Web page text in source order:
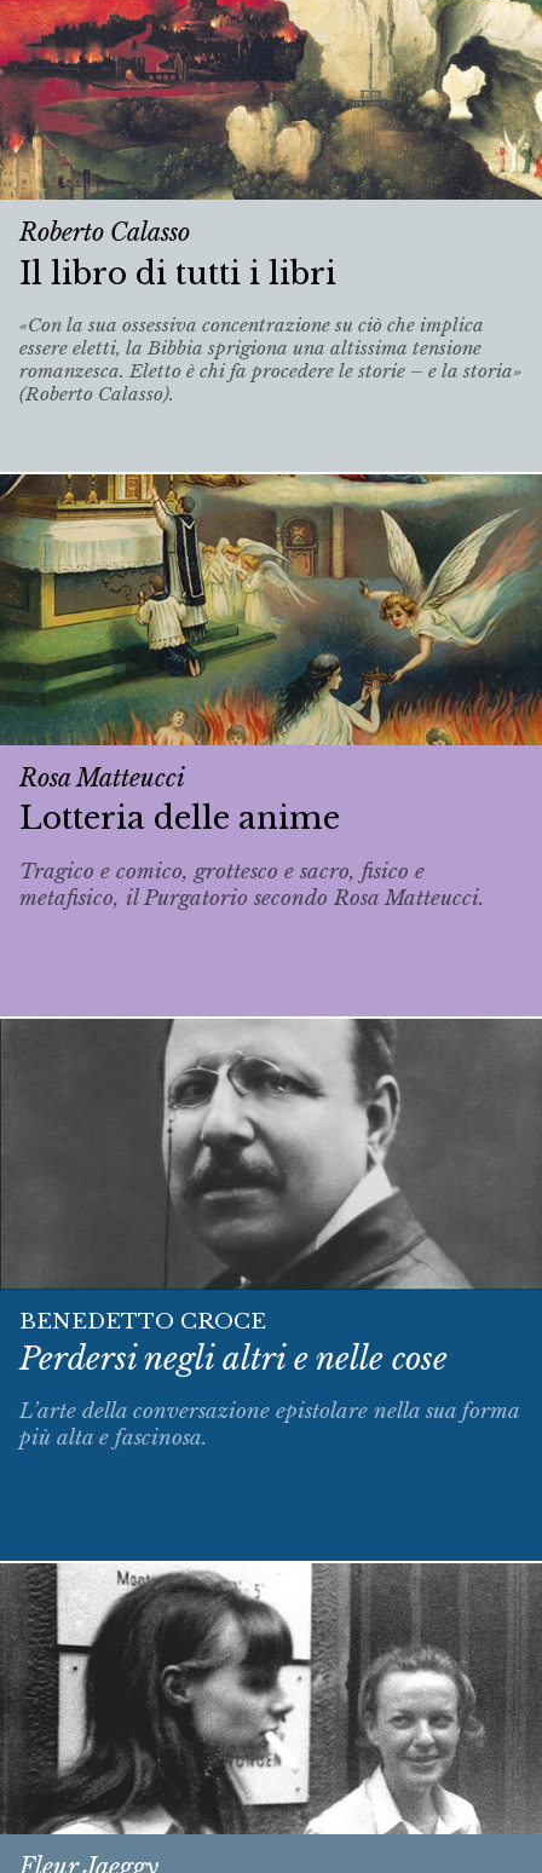
Roberto Calasso
Il libro di tutti i libri
«Con la sua ossessiva concentrazione su ciò che implica
essere eletti, la Bibbia sprigiona una altissima tensione
romanzesca. Eletto è chi fa procedere le storie – e la storia»
(Roberto Calasso).
Rosa Matteucci
Lotteria delle anime
Tragico e comico, grottesco e sacro, fisico e
metafisico, il Purgatorio secondo Rosa Matteucci.
BENEDETTO CROCE
Perdersi negli altri e nelle cose
L’arte della conversazione epistolare nella sua forma
più alta e fascinosa.
Fleur Jaeggy